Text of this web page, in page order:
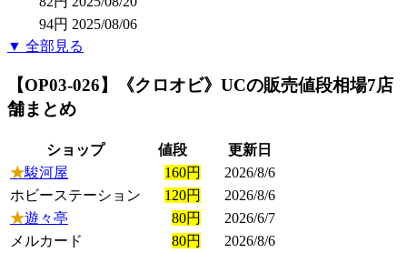
94円 2025/08/06
▼ 全部見る
【OP03-026】《クロオビ》UCの販売値段相場7店
舗まとめ
ショップ 値段
更新日
★駿河屋 160円
2026/8/6
ホビーステーション
120円
2026/8/6
★遊々亭 80円
2026/6/7
メルカード
80円
2026/8/6